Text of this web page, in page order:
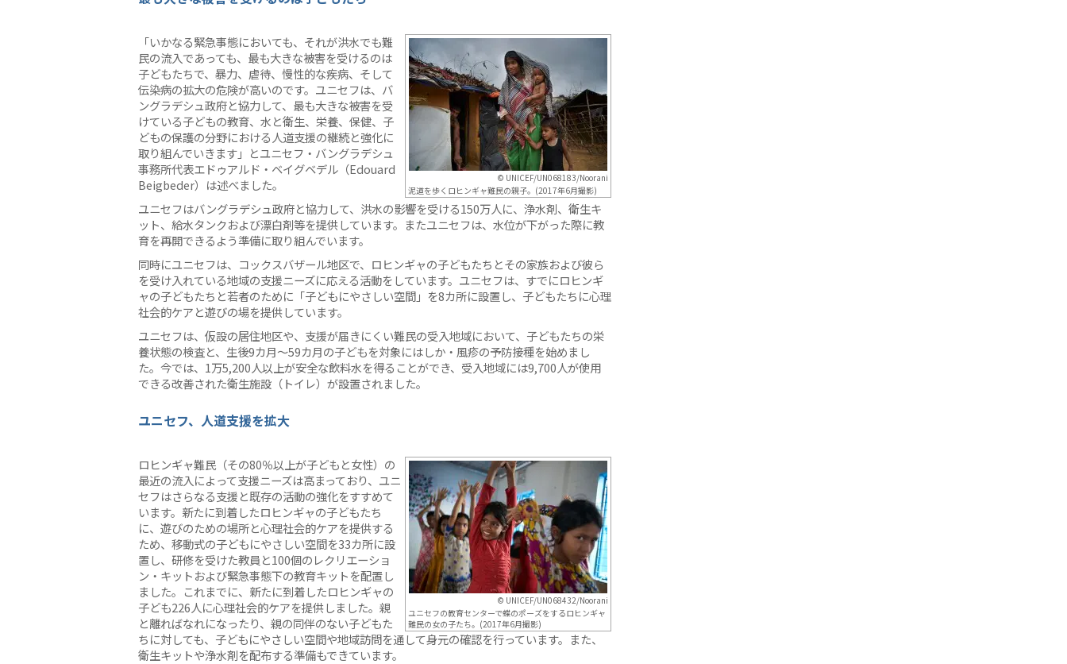
© UNICEF/UN068183/Noorani
泥道を歩くロヒンギャ難民の親子。(2017年6月撮影)
「いかなる緊急事態においても、それが洪水でも難
民の流入であっても、最も大きな被害を受けるのは
子どもたちで、暴力、虐待、慢性的な疾病、そして
伝染病の拡大の危険が高いのです。ユニセフは、バ
ングラデシュ政府と協力して、最も大きな被害を受
けている子どもの教育、水と衛生、栄養、保健、子
どもの保護の分野における人道支援の継続と強化に
取り組んでいきます」とユニセフ・バングラデシュ
事務所代表エドゥアルド・ベイグベデル（Edouard
Beigbeder）は述べました。
ユニセフはバングラデシュ政府と協力して、洪水の影響を受ける150万人に、浄水剤、衛生キ
ット、給水タンクおよび漂白剤等を提供しています。またユニセフは、水位が下がった際に教
育を再開できるよう準備に取り組んでいます。
同時にユニセフは、コックスバザール地区で、ロヒンギャの子どもたちとその家族および彼ら
を受け入れている地域の支援ニーズに応える活動をしています。ユニセフは、すでにロヒンギ
ャの子どもたちと若者のために「子どもにやさしい空間」を8カ所に設置し、子どもたちに心理
社会的ケアと遊びの場を提供しています。
ユニセフは、仮設の居住地区や、支援が届きにくい難民の受入地域において、子どもたちの栄
養状態の検査と、生後9カ月～59カ月の子どもを対象にはしか・風疹の予防接種を始めまし
た。今では、1万5,200人以上が安全な飲料水を得ることができ、受入地域には9,700人が使用
できる改善された衛生施設（トイレ）が設置されました。
ユニセフ、人道支援を拡大
© UNICEF/UN068432/Noorani
ユニセフの教育センターで蝶のポーズをするロヒンギャ
難民の女の子たち。(2017年6月撮影)
ロヒンギャ難民（その80％以上が子どもと女性）の
最近の流入によって支援ニーズは高まっており、ユニ
セフはさらなる支援と既存の活動の強化をすすめて
います。新たに到着したロヒンギャの子どもたち
に、遊びのための場所と心理社会的ケアを提供する
ため、移動式の子どもにやさしい空間を33カ所に設
置し、研修を受けた教員と100個のレクリエーショ
ン・キットおよび緊急事態下の教育キットを配置し
ました。これまでに、新たに到着したロヒンギャの
子ども226人に心理社会的ケアを提供しました。親
と離ればなれになったり、親の同伴のない子どもた
ちに対しても、子どもにやさしい空間や地域訪問を通して身元の確認を行っています。また、
衛生キットや浄水剤を配布する準備もできています。